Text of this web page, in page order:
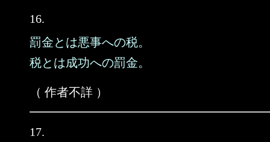
16.
罰金とは悪事への税。
税とは成功への罰金。
（ 作者不詳 ）
17.